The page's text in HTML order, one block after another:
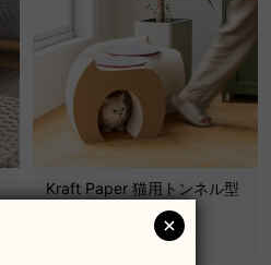
Kraft Paper 猫用トンネル型
¥17,990